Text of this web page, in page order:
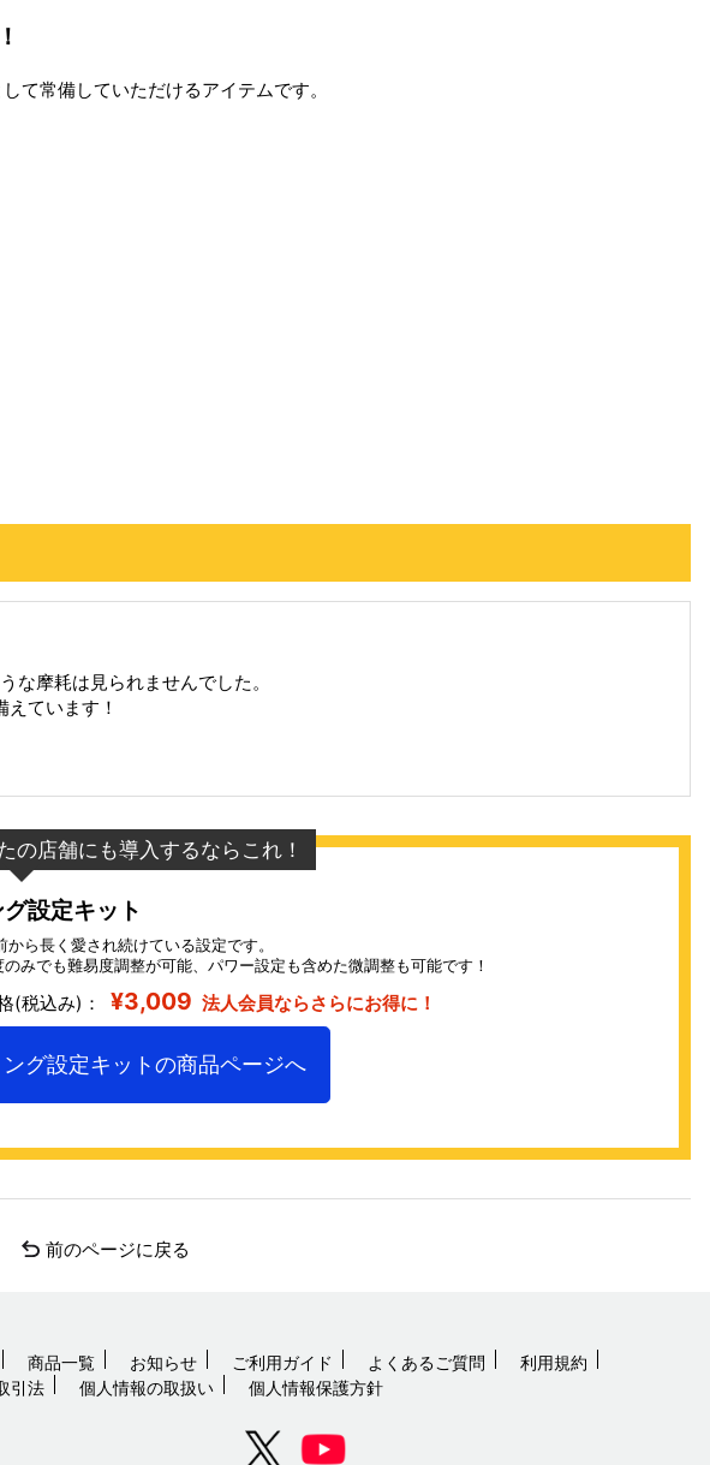
て常備していただけるアイテムです。
な摩耗は見られませんでした。
ています！
の店舗にも導入するならこれ！
設定キット
から長く愛され続けている設定です。
のみでも難易度調整が可能、パワー設定も含めた微調整も可能です！
(税込み)： ¥3,009 法人会員ならさらにお得に！
グ設定キットの商品ページへ
前のページに戻る
商品一覧 お知らせ ご利用ガイド よくあるご質問
利用規約
引法
個人情報の取扱い 個人情報保護方針